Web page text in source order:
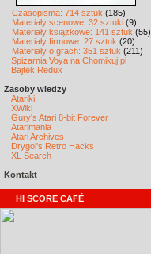
Czasopisma: 714 sztuk (185)
Materiały scenowe: 32 sztuki (9)
Materiały książkowe: 141 sztuk (55)
Materiały firmowe: 27 sztuk (20)
Materiały o grach: 351 sztuk (211)
Spiżarnia Voya na Chomikuj.pl
Bajtek Redux
Zasoby wiedzy
Atariki
XWiki
Gury's Atari 8-bit Forever
Atarimania
Atari Archives
Drygol's Retro Hacks
XL Search
Kontakt
HI SCORE CAFÉ